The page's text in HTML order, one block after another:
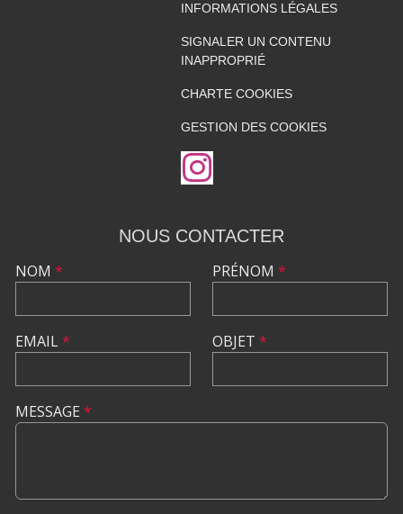
INFORMATIONS LÉGALES
SIGNALER UN CONTENU
INAPPROPRIÉ
CHARTE COOKIES
GESTION DES COOKIES
NOUS CONTACTER
NOM *
EMAIL*
PRÉNOM *
OBJET *
MESSAGE *